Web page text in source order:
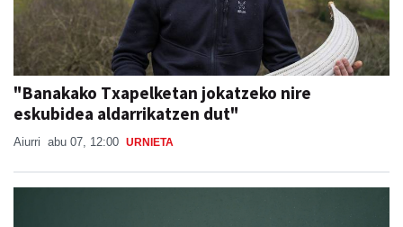
"Banakako Txapelketan jokatzeko nire
eskubidea aldarrikatzen dut"
Aiurri abu 07, 12:00 URNIETA